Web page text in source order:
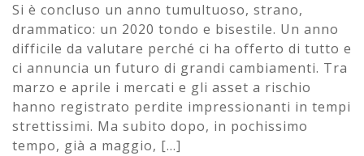
Si è concluso un anno tumultuoso, strano,
drammatico: un 2020 tondo e bisestile. Un anno
difficile da valutare perché ci ha offerto di tutto e
ci annuncia un futuro di grandi cambiamenti. Tra
marzo e aprile i mercati e gli asset a rischio
hanno registrato perdite impressionanti in tempi
strettissimi. Ma subito dopo, in pochissimo
tempo, già a maggio, [...]